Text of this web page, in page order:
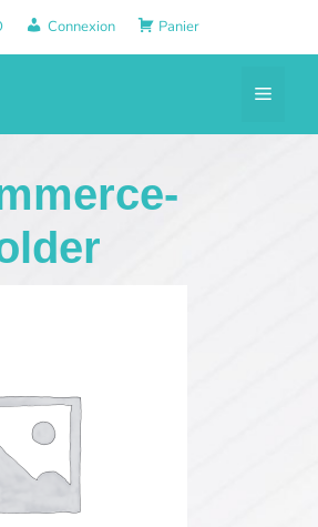
Connexion Panier
Menu